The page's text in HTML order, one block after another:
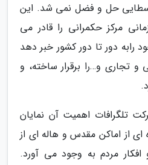
وسطایی حل و فضل نمی شد. این
مرکز حکمرانی را قادر می
رابه دور تا دور کشور خبر دهد
تجاری و…را برقرار ساخته، و
تلگرافات اهمیت آن نمایان
ای از اماکن مقدس و هاله ای از
مردم به وجود می آورد.